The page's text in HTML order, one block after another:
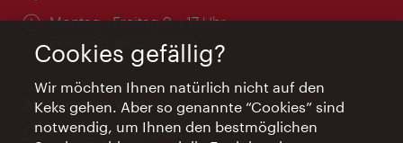
Öffnungszeiten:
Montag - Freitag 9 – 17 Uhr
Feiertags geschlossen
AI Concierge Wien
Ort:
concierge.wien.info
Cookies gefällig?
Wir möchten Ihnen natürlich nicht auf den
Keks gehen. Aber so genannte “Cookies” sind
notwendig, um Ihnen den bestmöglichen